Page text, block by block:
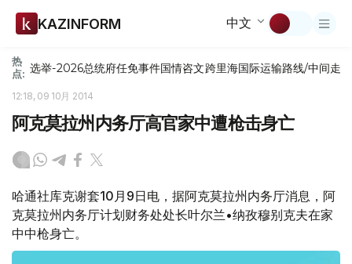
KAZINFORM 中文
热
点: 选举-2026总统府任免事件国情咨文跨里海国际运输路线/中间走廊
12:18, 09 10月 2014
阿克莫拉州内务厅高官家中遭枪击身亡
哈通社库克谢套10月9日电，据阿克莫拉州内务厅消息，阿
克莫拉州内务厅计划财务处处长叶尔兰•纳孜穆别克夫在家
中中枪身亡。